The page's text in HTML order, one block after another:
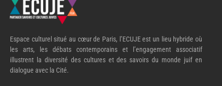
Espace culturel situé au cœur de Paris, l’ECUJE est un lieu hybride où
les arts, les débats contemporains et l’engagement associatif
illustrent la diversité des cultures et des savoirs du monde juif en
dialogue avec la Cité.